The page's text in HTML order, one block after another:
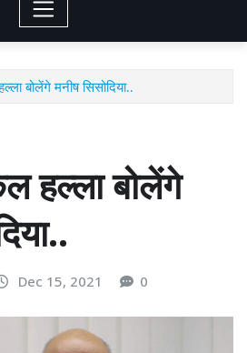
बोलेंगे मनीष सिसोदिया..
हल्ला बोलेंगे
Dec 15, 2021 0